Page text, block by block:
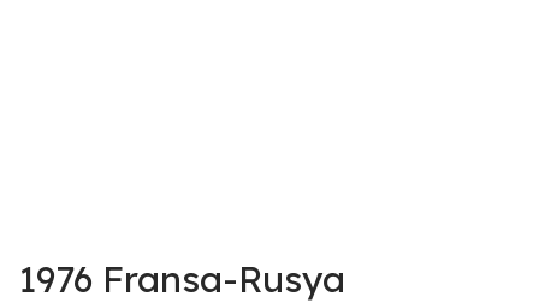
1976 Fransa-Rusya